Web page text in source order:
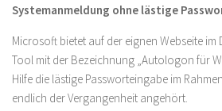
Systemanmeldung ohne lästige
Microsoft bietet auf der eignen Webseite
Tool mit der Bezeichnung „Autologon für
Hilfe die lästige Passworteingabe im
endlich der Vergangenheit angehört.